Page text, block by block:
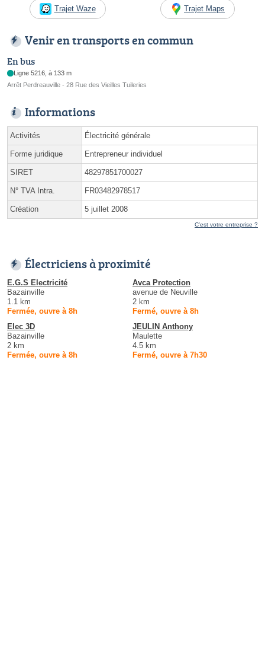
Trajet Waze Trajet Maps
Venir en transports en commun
En bus
Ligne 5216, à 133 m
Arrêt Perdreauville - 28 Rue des Vieilles Tuileries
Informations
Activités Électricité générale
Forme juridique Entrepreneur individuel
SIRET 48297851700027
N° TVA Intra. FR03482978517
Création 5 juillet 2008
C'est votre entreprise ?
Électriciens à proximité
E.G.S Electricité
Bazainville
1.1 km
Fermée, ouvre à 8h
Avca Protection
avenue de Neuville
2 km
Fermé, ouvre à 8h
Elec 3D
Bazainville
2 km
Fermée, ouvre à 8h
JEULIN Anthony
Maulette
4.5 km
Fermé, ouvre à 7h30